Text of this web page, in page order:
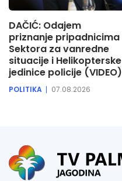
DAČIĆ: Odajem
priznanje pripadnicima
Sektora za vanredne
situacije i Helikopterske
jedinice policije (VIDEO)
POLITIKA 07.08.2026